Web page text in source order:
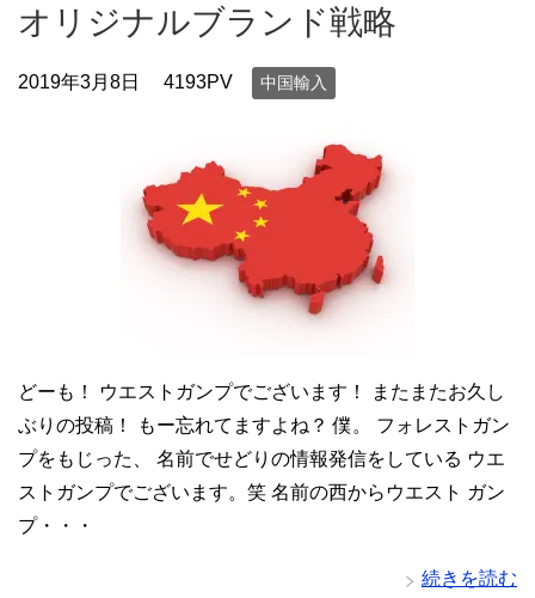
オリジナルブランド戦略
2019年3月8日 4193PV 中国輸入
どーも！ ウエストガンプでございます！ またまたお久し
ぶりの投稿！ もー忘れてますよね？ 僕。 フォレストガン
プをもじった、 名前でせどりの情報発信をしている ウエ
ストガンプでございます。笑 名前の西からウエスト ガン
プ・・・
続きを読む